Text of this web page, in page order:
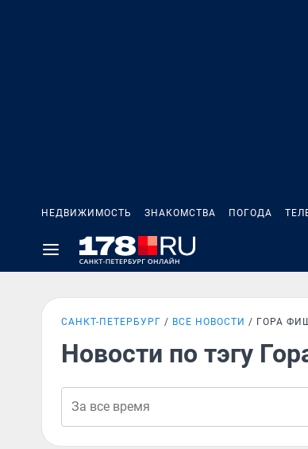
НЕДВИЖИМОСТЬ ЗНАКОМСТВА ПОГОДА
САНКТ-ПЕТЕРБУРГ ВСЕ НОВОСТИ ГОРА
Новости по тэгу